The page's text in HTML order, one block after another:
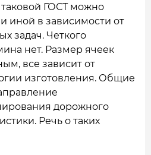
ГОСТ можно
иной в зависимости от
задач. Четкого
нет. Размер ячеек
все зависит от
изготовления. Общие
дорожного
Речь о таких